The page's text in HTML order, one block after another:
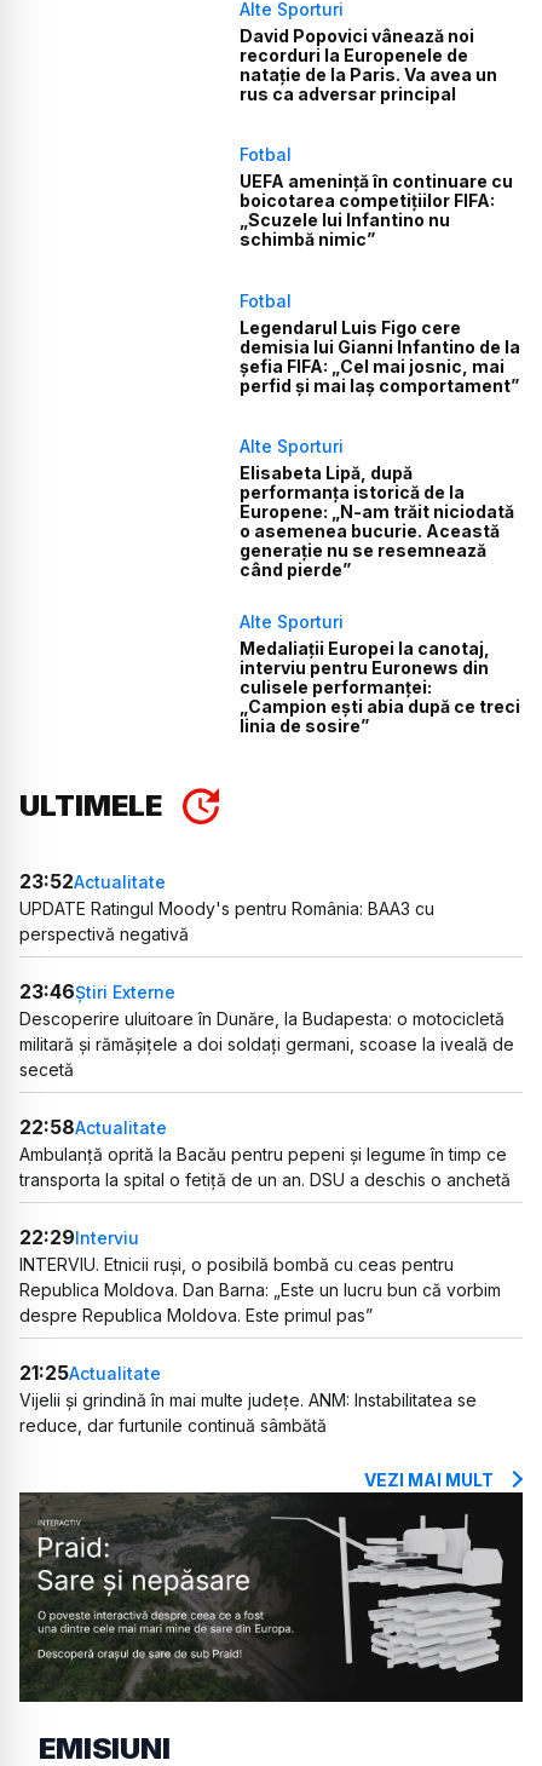
Alte Sporturi
David Popovici vânează noi
recorduri la Europenele de
natație de la Paris. Va avea un
rus ca adversar principal
Fotbal
UEFA amenință în continuare cu
boicotarea competițiilor FIFA:
„Scuzele lui Infantino nu
schimbă nimic”
Fotbal
Legendarul Luis Figo cere
demisia lui Gianni Infantino de la
șefia FIFA: „Cel mai josnic, mai
perfid și mai laș comportament”
Alte Sporturi
Elisabeta Lipă, după
performanța istorică de la
Europene: „N-am trăit niciodată
o asemenea bucurie. Această
generație nu se resemnează
când pierde”
Alte Sporturi
Medaliații Europei la canotaj,
interviu pentru Euronews din
culisele performanței:
„Campion ești abia după ce treci
linia de sosire”
ULTIMELE
23:52Actualitate
UPDATE Ratingul Moody's pentru România: BAA3 cu
perspectivă negativă
23:46Știri Externe
Descoperire uluitoare în Dunăre, la Budapesta: o motocicletă
militară și rămășițele a doi soldați germani, scoase la iveală de
secetă
22:58Actualitate
Ambulanță oprită la Bacău pentru pepeni și legume în timp ce
transporta la spital o fetiță de un an. DSU a deschis o anchetă
22:29Interviu
INTERVIU. Etnicii ruși, o posibilă bombă cu ceas pentru
Republica Moldova. Dan Barna: „Este un lucru bun că vorbim
despre Republica Moldova. Este primul pas”
21:25Actualitate
Vijelii și grindină în mai multe județe. ANM: Instabilitatea se
reduce, dar furtunile continuă sâmbătă
VEZI MAI MULT
EMISIUNI